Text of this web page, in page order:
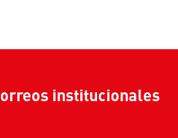
Correos institucionales